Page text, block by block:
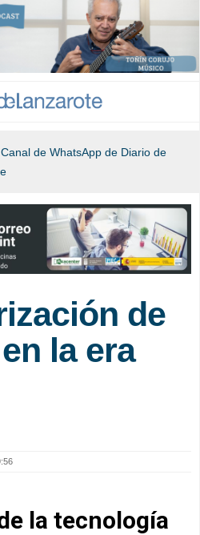
to navigation
de WhatsApp de Diario de
de
la era
la tecnología